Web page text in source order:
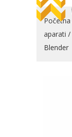
Početna
aparati /
Blender